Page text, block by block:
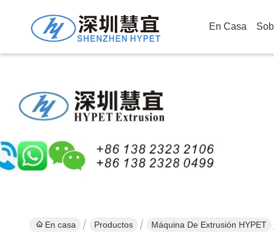
En Casa
En casa Productos Máquina De Extrusión HYPET